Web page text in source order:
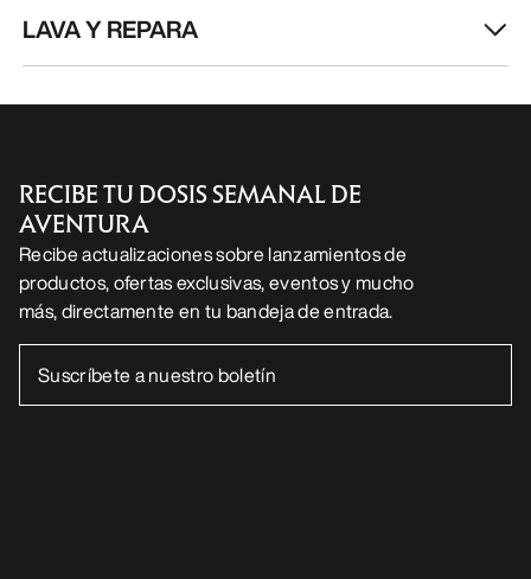
LAVA Y REPARA
RECIBE TU DOSIS SEMANAL DE
AVENTURA
Recibe actualizaciones sobre lanzamientos de
productos, ofertas exclusivas, eventos y mucho
más, directamente en tu bandeja de entrada.